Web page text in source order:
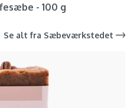
- 100 g
Se alt fra Sæbeværkstedet